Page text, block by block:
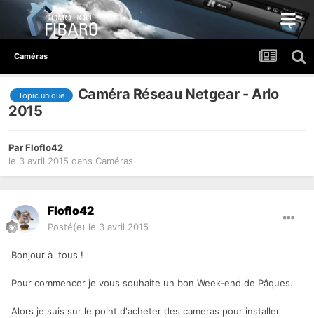
Caméras
Topic unique
Caméra Réseau Netgear - Arlo
2015
ParFloflo42
le 3 avril 2015 dans Caméras
Floflo42
Posté(e) le 3 avril 2015
Bonjour à tous !
Pour commencer je vous souhaite un bon Week-end de Pâques.
Alors je suis sur le point d'acheter des cameras pour installer